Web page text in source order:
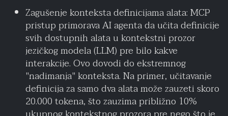
Zagušenje konteksta definicijama alata: MCP
pristup primorava AI agenta da učita definicije
svih dostupnih alata u kontekstni prozor
jezičkog modela (LLM) pre bilo kakve
interakcije. Ovo dovodi do ekstremnog
"nadimanja" konteksta. Na primer, učitavanje
definicija za samo dva alata može zauzeti skoro
20.000 tokena, što zauzima približno 10%